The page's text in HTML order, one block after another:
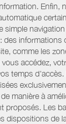
Enfin,
simple
des informations
comme les
accédez,
temps d'accès.
manière à
proposés. Les
dispositions de